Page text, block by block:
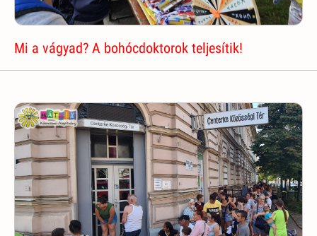
Mi a vágyad? A bohócdoktorok teljesítik!